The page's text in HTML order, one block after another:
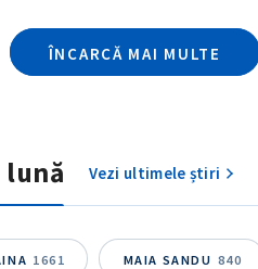
ÎNCARCĂ MAI MULTE
Vezi ultimele știri
1661 MAIA SANDU 840